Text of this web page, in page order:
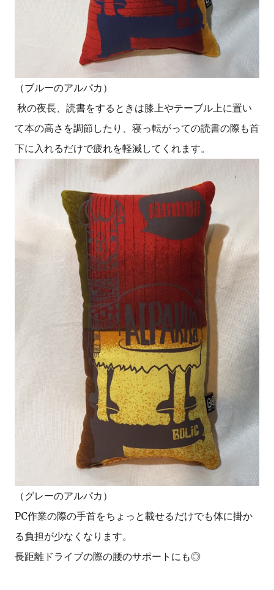
（ブルーのアルパカ）
秋の夜長、読書をするときは膝上やテーブル上に置い
て本の高さを調節したり、寝っ転がっての読書の際も首
下に入れるだけで疲れを軽減してくれます。
（グレーのアルパカ）
PC作業の際の手首をちょっと載せるだけでも体に掛か
る負担が少なくなります。
長距離ドライブの際の腰のサポートにも◎